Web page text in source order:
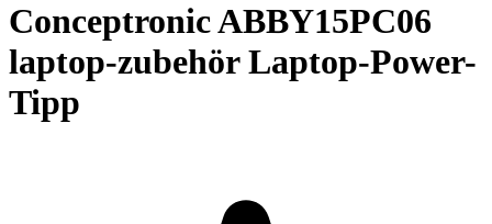
Conceptronic ABBY15PC06
laptop-zubehör Laptop-Power-
Tipp